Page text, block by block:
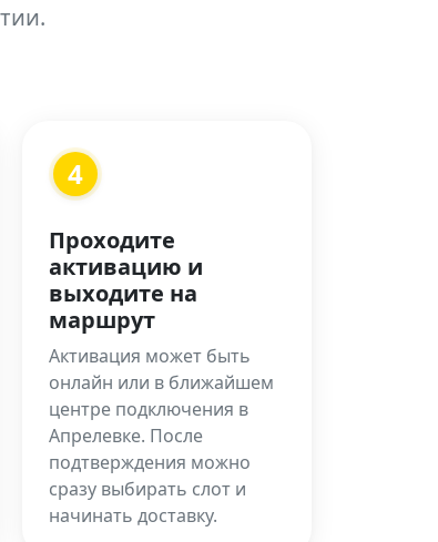
4
Проходите
активацию и
выходите на
маршрут
Активация может быть
онлайн или в ближайшем
центре подключения в
Апрелевке. После
подтверждения можно
сразу выбирать слот и
начинать доставку.